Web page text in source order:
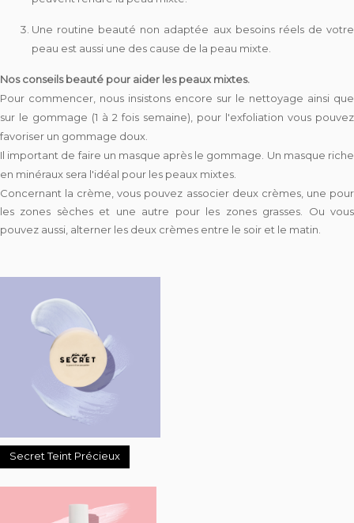
Une routine beauté non adaptée aux besoins réels de votre
peau est aussi une des cause de la peau mixte.
Nos conseils beauté pour aider les peaux mixtes.
Pour commencer, nous insistons encore sur le nettoyage ainsi que
sur le gommage (1 à 2 fois semaine), pour l'exfoliation vous pouvez
favoriser un gommage doux.
Il important de faire un masque après le gommage. Un masque riche
en minéraux sera l'idéal pour les peaux mixtes.
Concernant la crème, vous pouvez associer deux crèmes, une pour
les zones sèches et une autre pour les zones grasses. Ou vous
pouvez aussi, alterner les deux crèmes entre le soir et le matin.
Secret Teint Précieux